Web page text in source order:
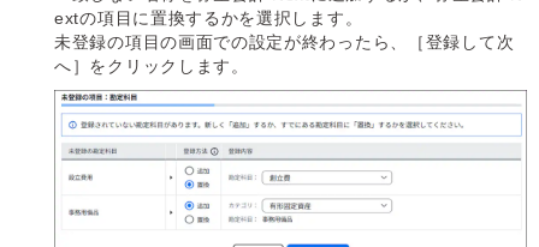
extの項目に置換するかを選択します。
未登録の項目の画面での設定が終わったら、［登録して次
へ］をクリックします。